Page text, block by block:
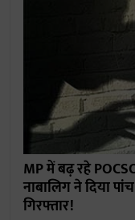
MP में बढ़ रहे
नाबालिग ने दिया
गिरफ्तार!